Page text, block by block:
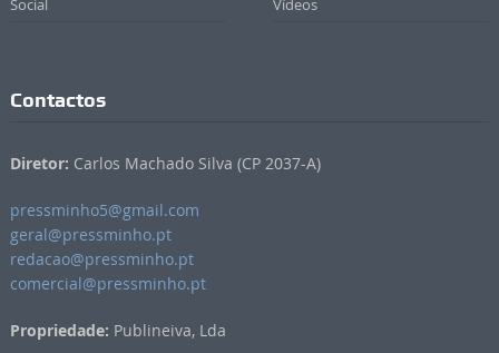
Social Vídeos
Contactos
Diretor: Carlos Machado Silva (CP 2037-A)
pressminho5@gmail.com
geral@pressminho.pt
redacao@pressminho.pt
comercial@pressminho.pt
Propriedade: Publineiva, Lda